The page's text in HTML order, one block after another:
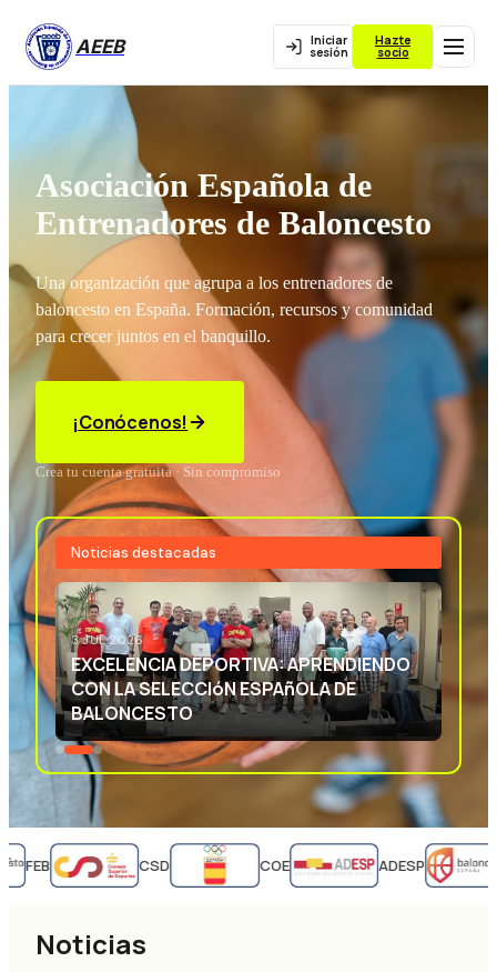
AEEB Iniciar
sesión
Hazte
socio
Asociación Española de
Entrenadores de Baloncesto
Una organización que agrupa a los entrenadores de
baloncesto en España. Formación, recursos y comunidad
para crecer juntos en el banquillo.
¡Conócenos!
Crea tu cuenta gratuita · Sin compromiso
Noticias destacadas
3 JUL 2026
EXCELENCIA DEPORTIVA: APRENDIENDO
CON LA SELECCIóN ESPAñOLA DE
BALONCESTO
FEB CSD COE ADESP
Noticias